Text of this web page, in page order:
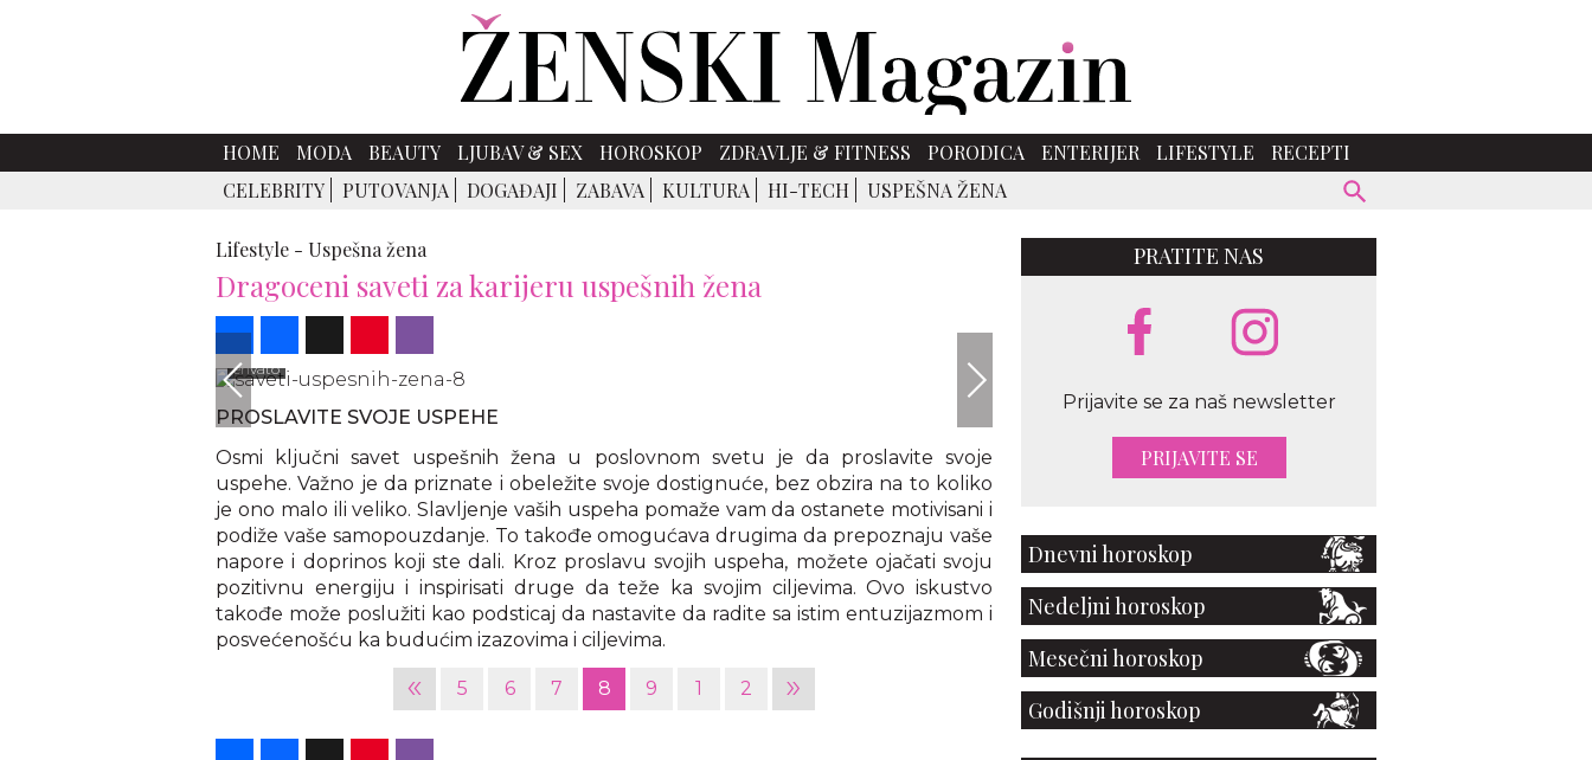
HOME MODA BEAUTY LJUBAV & SEX HOROSKOP ZDRAVLJE & FITNESS PORODICA ENTERIJER LIFESTYLE
RECEPTI
CELEBRITY
PUTOVANJA DOGAĐAJI ZABAVA KULTURA HI-TECH USPEŠNA ŽENA
Lifestyle - Uspešna žena
Dragoceni saveti za karijeru uspešnih žena
envato
PROSLAVITE SVOJE USPEHE
Osmi ključni savet uspešnih žena u poslovnom svetu je da proslavite svoje
uspehe. Važno je da priznate i obeležite svoje dostignuće, bez obzira na to koliko
je ono malo ili veliko. Slavljenje vaših uspeha pomaže vam da ostanete motivisani i
podiže vaše samopouzdanje. To takođe omogućava drugima da prepoznaju vaše
napore i doprinos koji ste dali. Kroz proslavu svojih uspeha, možete ojačati svoju
pozitivnu energiju i inspirisati druge da teže ka svojim ciljevima. Ovo iskustvo
takođe može poslužiti kao podsticaj da nastavite da radite sa istim entuzijazmom i
posvećenošću ka budućim izazovima i ciljevima.
« 5 6 7 8 9 1 2 »
PRATITE NAS
Prijavite se za naš newsletter
PRIJAVITE SE
Dnevni horoskop
Nedeljni horoskop
Mesečni horoskop
Godišnji horoskop